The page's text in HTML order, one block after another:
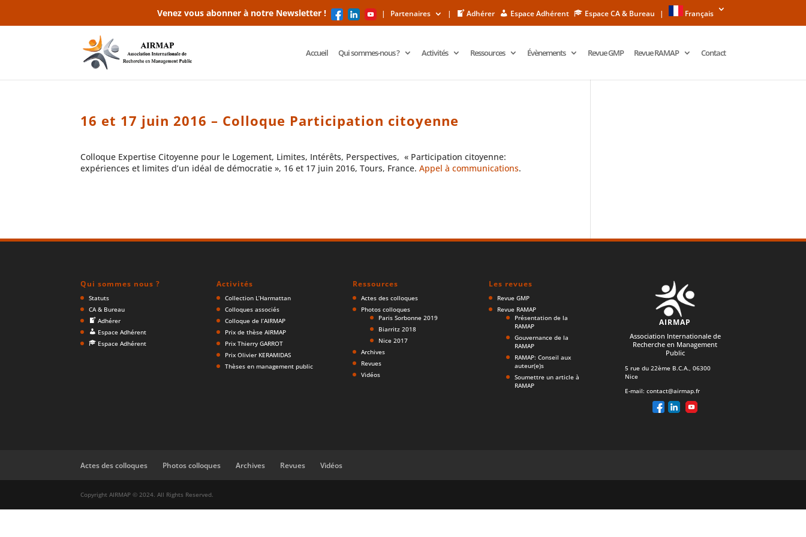
Venez vous abonner à notre Newsletter ! F
a
c
o
L
i
n
I
Y
o
u
e
| Partenaires | Adhérer Espace Adhérent Espace CA & Bureau | Français
Accueil Qui sommes-nous ? Activités Ressources Évènements Revue GMP Revue RAMAP Contact
16 et 17 juin 2016 – Colloque Participation citoyenne
Colloque Expertise Citoyenne pour le Logement, Limites, Intérêts, Perspectives, « Participation citoyenne:
expériences et limites d’un idéal de démocratie », 16 et 17 juin 2016, Tours, France.Appel à communications.
Qui sommes nous ?
Statuts
CA & Bureau
Adhérer
Espace Adhérent
Espace Adhérent
Activités
Collection L’Harmattan
Colloques associés
Colloque de l’AIRMAP
Prix de thèse AIRMAP
Prix Thierry GARROT
Prix Olivier KERAMIDAS
Thèses en management public
Ressources
Actes des colloques
Photos colloques
Paris Sorbonne 2019
Biarritz 2018
Nice 2017
Archives
Revues
Vidéos
Les revues
Revue GMP
Revue RAMAP
Présentation de la
RAMAP
Gouvernance de la
RAMAP
RAMAP: Conseil aux
auteur(e)s
Soumettre un article à
RAMAP
AIRMAP
Association Internationale de
Recherche en Management
Public
5 rue du 22ème B.C.A., 06300
Nice
E-mail: contact@airmap.fr
Actes des colloques Photos colloques Archives Revues Vidéos
Copyright AIRMAP © 2024. All Rights Reserved.